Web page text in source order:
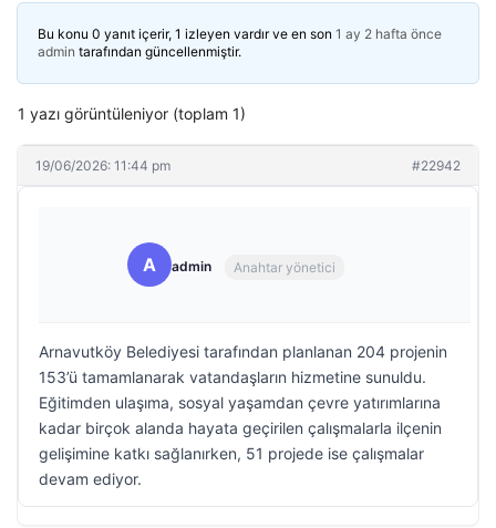
Bu konu 0 yanıt içerir, 1 izleyen vardır ve en son 1 ay 2 hafta önce
admin tarafından güncellenmiştir.
1 yazı görüntüleniyor (toplam 1)
19/06/2026: 11:44 pm #22942
A admin Anahtar yönetici
Arnavutköy Belediyesi tarafından planlanan 204 projenin
153’ü tamamlanarak vatandaşların hizmetine sunuldu.
Eğitimden ulaşıma, sosyal yaşamdan çevre yatırımlarına
kadar birçok alanda hayata geçirilen çalışmalarla ilçenin
gelişimine katkı sağlanırken, 51 projede ise çalışmalar
devam ediyor.